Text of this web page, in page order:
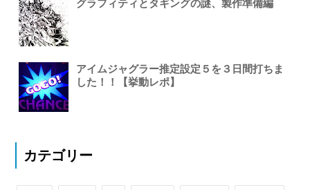
グラフィティとタギングの謎、製作準備編
アイムジャグラー推定設定５を３日間打ちま
した！！【挙動レポ】
カテゴリー